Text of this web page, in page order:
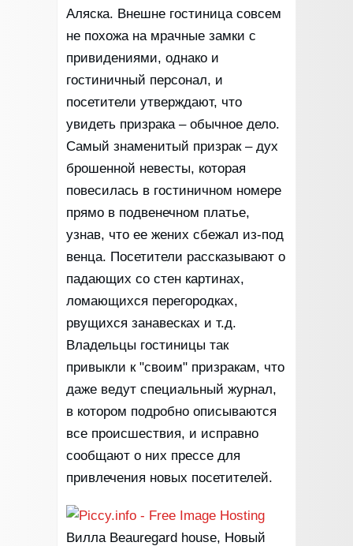
Аляска. Внешне гостиница совсем
не похожа на мрачные замки с
привидениями, однако и
гостиничный персонал, и
посетители утверждают, что
увидеть призрака – обычное дело.
Самый знаменитый призрак – дух
брошенной невесты, которая
повесилась в гостиничном номере
прямо в подвенечном платье,
узнав, что ее жених сбежал из-под
венца. Посетители рассказывают о
падающих со стен картинах,
ломающихся перегородках,
рвущихся занавесках и т.д.
Владельцы гостиницы так
привыкли к "своим" призракам, что
даже ведут специальный журнал,
в котором подробно описываются
все происшествия, и исправно
сообщают о них прессе для
привлечения новых посетителей.
Вилла Beauregard house, Новый